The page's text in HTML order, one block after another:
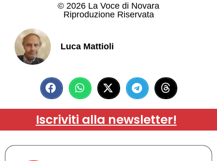
© 2026 La Voce di Novara
Riproduzione Riservata
Luca Mattioli
Iscriviti alla newsletter!